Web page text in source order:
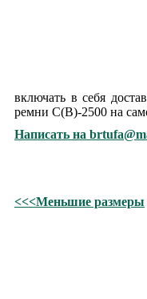
включать в себя
ремни C(В)-2500 на
Написать на
<<<Меньшие размеры